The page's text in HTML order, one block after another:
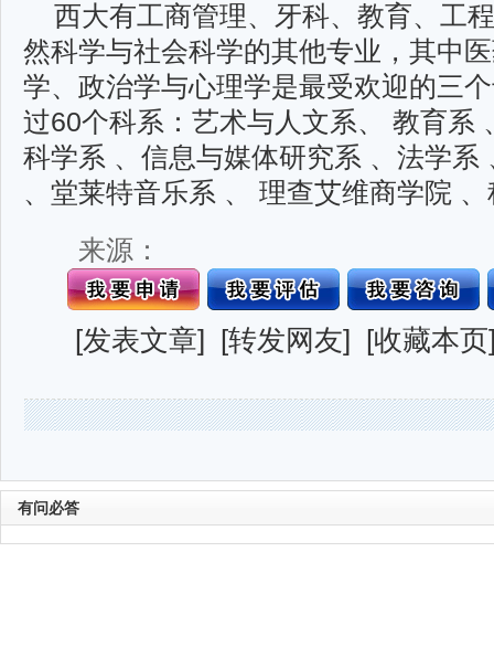
西大有工商管理、牙科、教育、工
然科学与社会科学的其他专业，其中
学、政治学与心理学是最受欢迎的三
过60个科系：艺术与人文系、 教育系
科学系 、信息与媒体研究系 、法学系
、堂莱特音乐系 、 理查艾维商学院
来源：
[发表文章] [转发网友] [收藏本页
有问必答